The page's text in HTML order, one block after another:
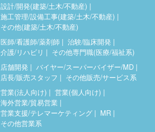
設計/開発(建築/土木/不動産)
施工管理/設備工事(建築/土木/不動産)
その他(建築/土木/不動産)
医師/看護師/薬剤師
治験/臨床開発
介護/リハビリ
その他専門職(医療/福祉系)
店舗開発
バイヤー/スーパーバイザー/MD
店長/販売スタッフ
その他販売/サービス系
営業(法人向け)
営業(個人向け)
海外営業/貿易営業
営業支援/テレマーケティング
MR
その他営業系